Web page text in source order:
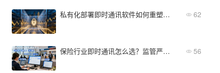
私有化部署即时通讯软件如何重塑央国企与金融机构的选型标准？ 62
保险行业即时通讯怎么选？监管严、网点多，一套平台能搞定吗 56